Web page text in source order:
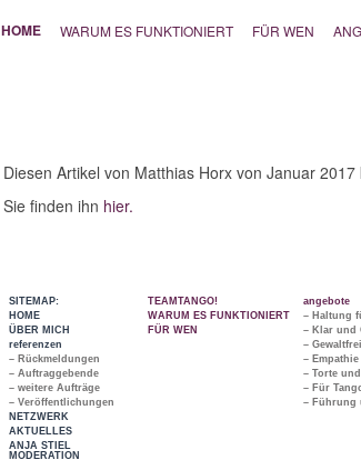
HOME WARUM ES FUNKTIONIERT FÜR WEN
Diesen Artikel von Matthias Horx von Januar
Sie finden ihn hier.
SITEMAP:
HOME
ÜBER MICH
referenzen
– Rückmeldungen
– Auftraggebende
– weitere Aufträge
– Veröffentlichungen
NETZWERK
AKTUELLES
ANJA STIEL
MODERATION
TEAMTANGO!
WARUM ES FUNKTIONIERT
FÜR WEN
angebote
– Haltung
– Klar und
–
–
– Torte
– Für
– Führung